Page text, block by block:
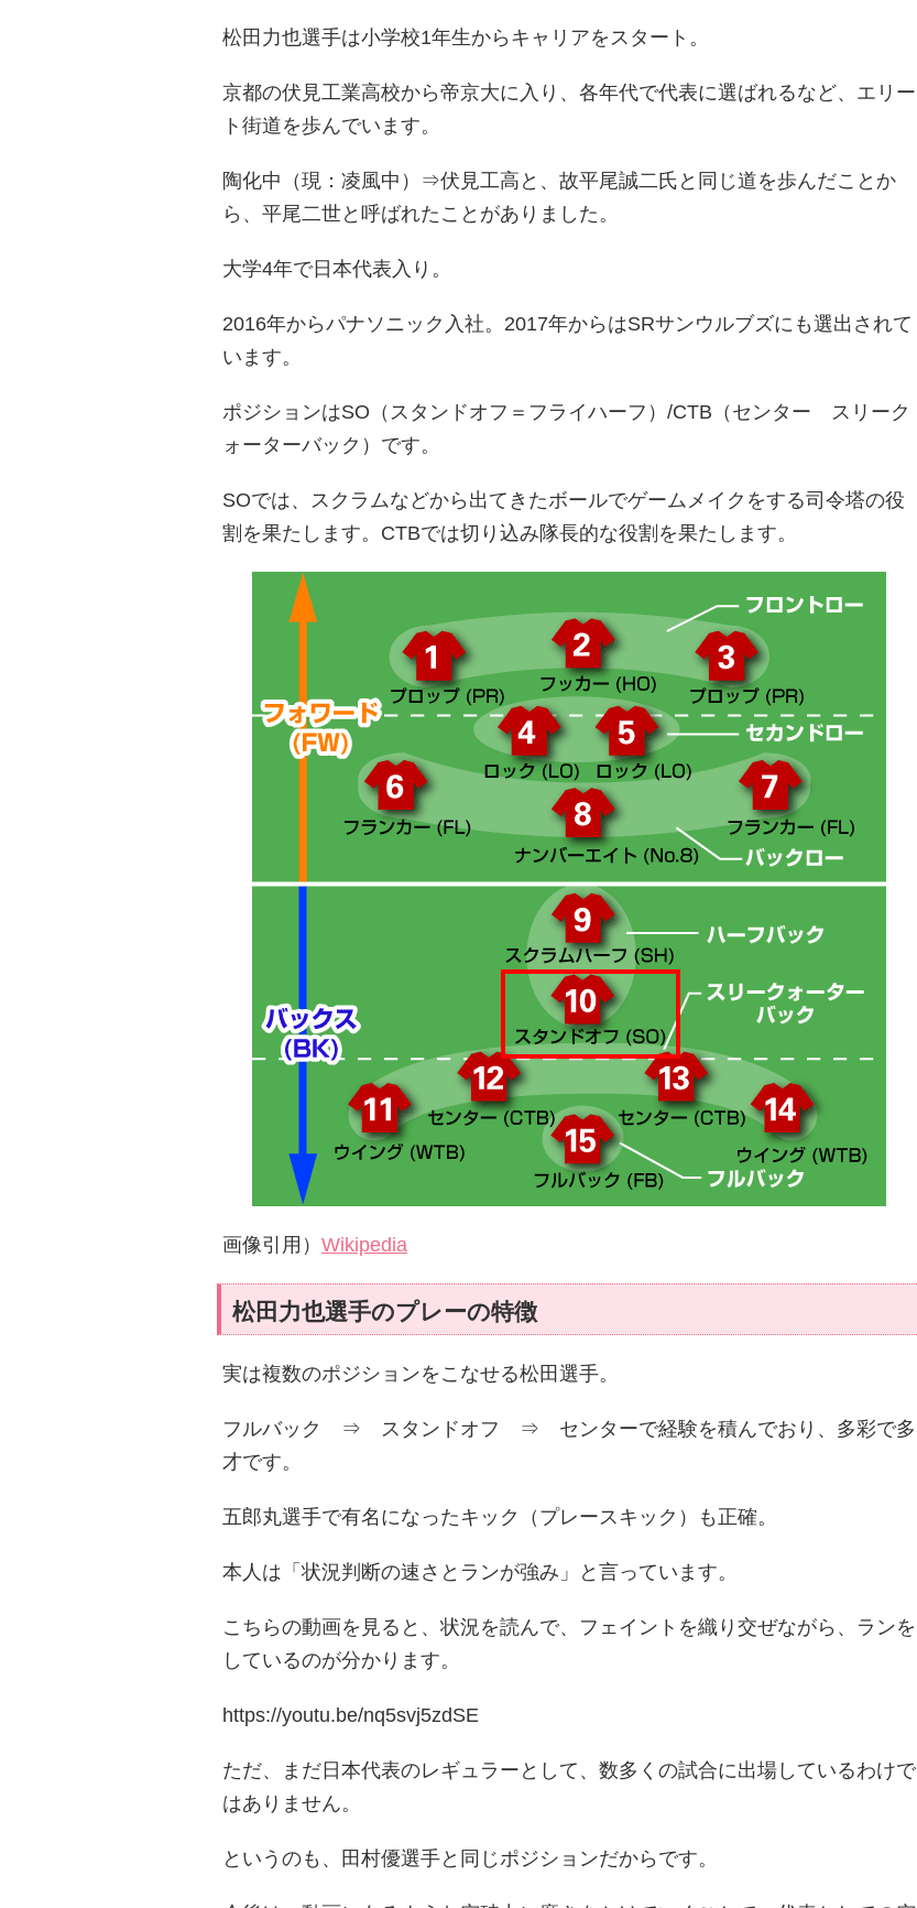
松田力也選手は小学校1年生からキャリアをスタート。
京都の伏見工業高校から帝京大に入り、各年代で代表に選ばれるなど、エリー
ト街道を歩んでいます。
陶化中（現：凌風中）⇒伏見工高と、故平尾誠二氏と同じ道を歩んだことか
ら、平尾二世と呼ばれたことがありました。
大学4年で日本代表入り。
2016年からパナソニック入社。2017年からはSRサンウルブズにも選出されて
います。
ポジションはSO（スタンドオフ＝フライハーフ）/CTB（センター スリーク
ォーターバック）です。
SOでは、スクラムなどから出てきたボールでゲームメイクをする司令塔の役
割を果たします。CTBでは切り込み隊長的な役割を果たします。
画像引用） Wikipedia
松田力也選手のプレーの特徴
実は複数のポジションをこなせる松田選手。
フルバック ⇒ スタンドオフ ⇒ センターで経験を積んでおり、多彩で多
才です。
五郎丸選手で有名になったキック（プレースキック）も正確。
本人は「状況判断の速さとランが強み」と言っています。
こちらの動画を見ると、状況を読んで、フェイントを織り交ぜながら、ランを
しているのが分かります。
https://youtu.be/nq5svj5zdSE
ただ、まだ日本代表のレギュラーとして、数多くの試合に出場しているわけで
はありません。
というのも、田村優選手と同じポジションだからです。